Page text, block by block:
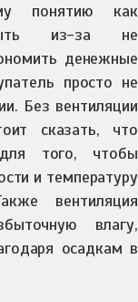
понятию как
из-за не
денежные
просто не
Без вентиляции
сказать, что
того, чтобы
и температуру
вентиляция
влагу,
осадкам в